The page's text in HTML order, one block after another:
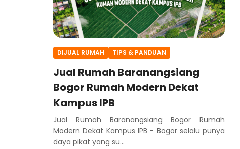
DIJUAL RUMAH TIPS & PANDUAN
Jual Rumah Baranangsiang
Bogor Rumah Modern Dekat
Kampus IPB
Jual Rumah Baranangsiang Bogor Rumah
Modern Dekat Kampus IPB - Bogor selalu punya
daya pikat yang su...